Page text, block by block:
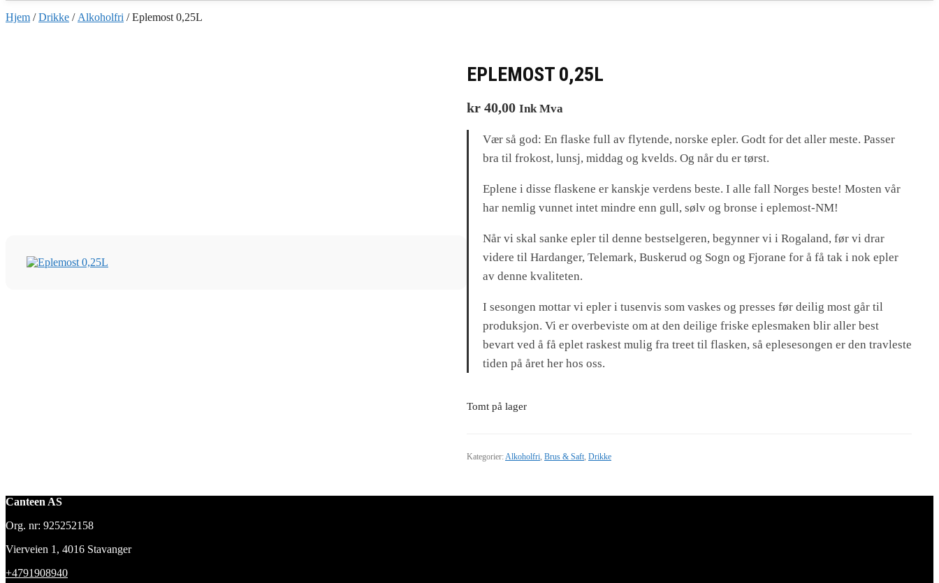
Hjem /Drikke / Alkoholfri / Eplemost 0,25L
EPLEMOST 0,25L
kr 40,00 Ink Mva
Vær så god: En flaske full av flytende, norske epler. Godt for det aller meste. Passer
bra til frokost, lunsj, middag og kvelds. Og når du er tørst.
Eplene i disse flaskene er kanskje verdens beste. I alle fall Norges beste! Mosten vår
har nemlig vunnet intet mindre enn gull, sølv og bronse i eplemost-NM!
Når vi skal sanke epler til denne bestselgeren, begynner vi i Rogaland, før vi drar
videre til Hardanger, Telemark, Buskerud og Sogn og Fjorane for å få tak i nok epler
av denne kvaliteten.
I sesongen mottar vi epler i tusenvis som vaskes og presses før deilig most går til
produksjon. Vi er overbeviste om at den deilige friske eplesmaken blir aller best
bevart ved å få eplet raskest mulig fra treet til flasken, så eplesesongen er den travleste
tiden på året her hos oss.
Tomt på lager
Kategorier:Alkoholfri, Brus & Saft, Drikke
Canteen AS
Org. nr: 925252158
Vierveien 1, 4016 Stavanger
+4791908940